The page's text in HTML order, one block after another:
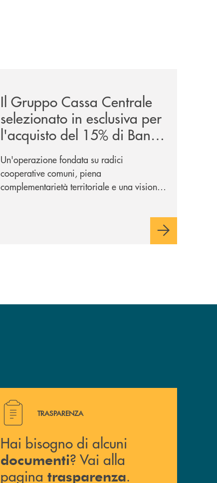
Il Gruppo Cassa Centrale
selezionato in esclusiva per
l'acquisto del 15% di Banca
Cambiano 1884
Un'operazione fondata su radici
cooperative comuni, piena
complementarietà territoriale e una visione
Hai bisogno di alcuni documenti ? Vai alla pagina
TRASPARENZA
Hai bisogno di alcuni
documenti? Vai alla
pagina trasparenza.